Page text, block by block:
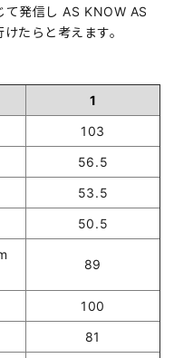
て発信し AS KNOW AS
たらと考えます。
1
103
56.5
53.5
50.5
89
100
81